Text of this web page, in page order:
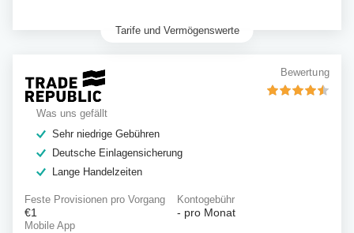
Tarife und Vermögenswerte
Bewertung
Was uns gefällt
Sehr niedrige Gebühren
Deutsche Einlagensicherung
Lange Handelzeiten
Feste Provisionen pro Vorgang
€1
Kontogebühr
- pro Monat
Mobile App